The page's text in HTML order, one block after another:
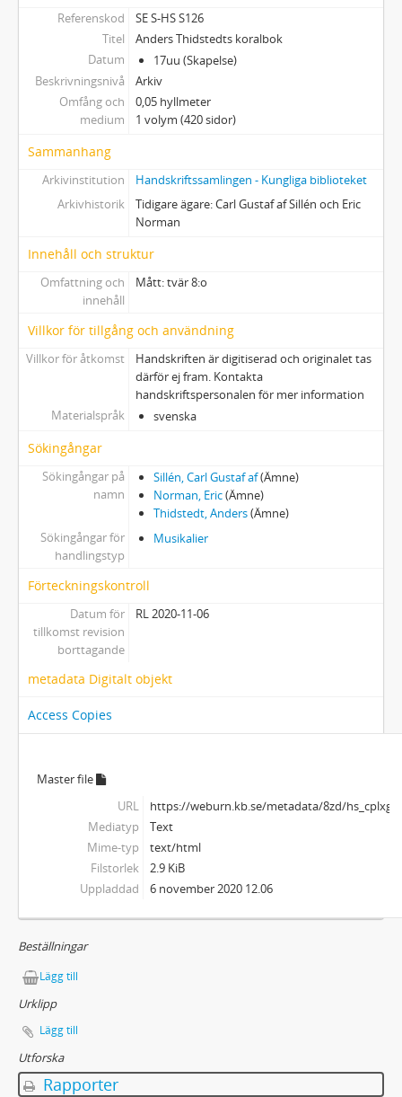
Referenskod
SE S-HS S126
Titel
Anders Thidstedts koralbok
Datum
17uu (Skapelse)
Beskrivningsnivå
Arkiv
Omfång och
medium
0,05 hyllmeter
1 volym (420 sidor)
Sammanhang
Arkivinstitution
Handskriftssamlingen - Kungliga biblioteket
Arkivhistorik
Tidigare ägare: Carl Gustaf af Sillén och Eric
Norman
Innehåll och struktur
Omfattning och
innehåll
Mått: tvär 8:o
Villkor för tillgång och användning
Villkor för åtkomst
Handskriften är digitiserad och originalet tas
därför ej fram. Kontakta
handskriftspersonalen för mer information
Materialspråk
svenska
Sökingångar
Sökingångar på
namn
Sillén, Carl Gustaf af(Ämne)
Norman, Eric(Ämne)
Thidstedt, Anders(Ämne)
Sökingångar för
handlingstyp
Musikalier
Förteckningskontroll
Datum för
tillkomst revision
borttagande
RL 2020-11-06
metadata Digitalt objekt
Access Copies
Master file
URL
https://weburn.kb.se/metadata/8zd/
Mediatyp
Text
Mime-typ
text/html
Filstorlek
2.9 KiB
Uppladdad
6 november 2020 12.06
Beställningar
Lägg till
Urklipp
Lägg till
Utforska
Rapporter